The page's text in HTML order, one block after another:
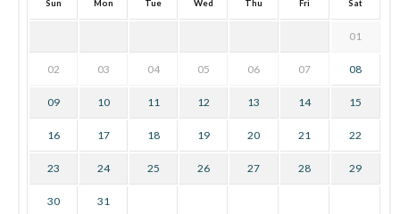
Sun Mon Tue Wed Thu Fri Sat
01
02 03 04 05 06 07 08
09 10 11 12 13 14 15
16 17 18 19 20 21 22
23 24 25 26 27 28 29
30 31